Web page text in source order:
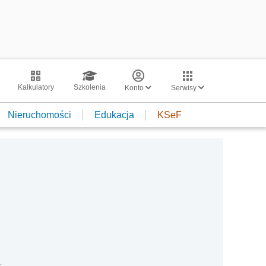
Kalkulatory Szkolenia Konto Serwisy
Nieruchomości Edukacja KSeF